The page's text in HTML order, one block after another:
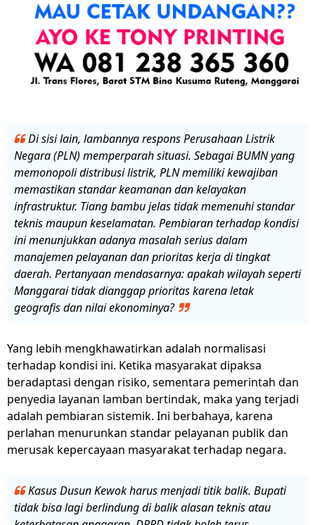
Di sisi lain, lambannya respons Perusahaan Listrik
Negara (PLN) memperparah situasi. Sebagai BUMN yang
memonopoli distribusi listrik, PLN memiliki kewajiban
memastikan standar keamanan dan kelayakan
infrastruktur. Tiang bambu jelas tidak memenuhi standar
teknis maupun keselamatan. Pembiaran terhadap kondisi
ini menunjukkan adanya masalah serius dalam
manajemen pelayanan dan prioritas kerja di tingkat
daerah. Pertanyaan mendasarnya: apakah wilayah seperti
Manggarai tidak dianggap prioritas karena letak
geografis dan nilai ekonominya?
Yang lebih mengkhawatirkan adalah normalisasi
terhadap kondisi ini. Ketika masyarakat dipaksa
beradaptasi dengan risiko, sementara pemerintah dan
penyedia layanan lamban bertindak, maka yang terjadi
adalah pembiaran sistemik. Ini berbahaya, karena
perlahan menurunkan standar pelayanan publik dan
merusak kepercayaan masyarakat terhadap negara.
Kasus Dusun Kewok harus menjadi titik balik. Bupati
tidak bisa lagi berlindung di balik alasan teknis atau